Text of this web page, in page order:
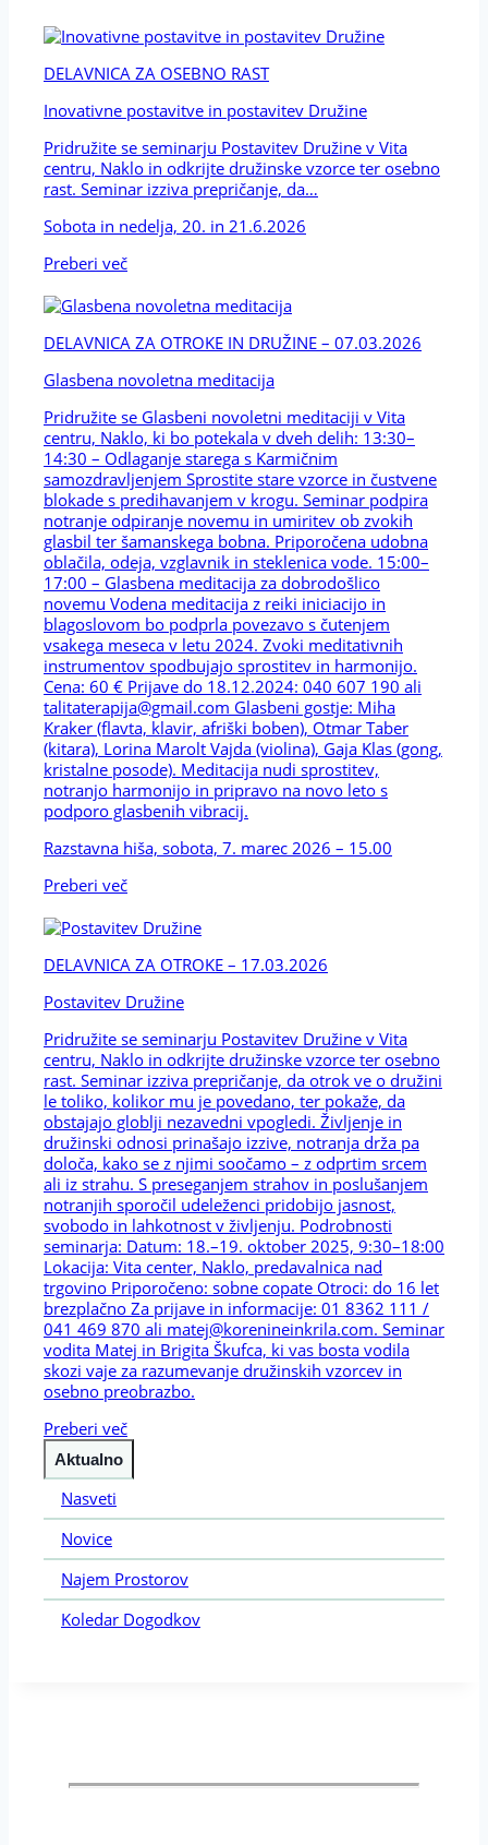
DELAVNICA ZA OSEBNO RAST
Inovativne postavitve in postavitev Družine
Pridružite se seminarju Postavitev Družine v Vita
centru, Naklo in odkrijte družinske vzorce ter osebno
rast. Seminar izziva prepričanje, da…
Sobota in nedelja, 20. in 21.6.2026
Preberi več
DELAVNICA ZA OTROKE IN DRUŽINE – 07.03.2026
Glasbena novoletna meditacija
Pridružite se Glasbeni novoletni meditaciji v Vita
centru, Naklo, ki bo potekala v dveh delih: 13:30–
14:30 – Odlaganje starega s Karmičnim
samozdravljenjem Sprostite stare vzorce in čustvene
blokade s predihavanjem v krogu. Seminar podpira
notranje odpiranje novemu in umiritev ob zvokih
glasbil ter šamanskega bobna. Priporočena udobna
oblačila, odeja, vzglavnik in steklenica vode. 15:00–
17:00 – Glasbena meditacija za dobrodošlico
novemu Vodena meditacija z reiki iniciacijo in
blagoslovom bo podprla povezavo s čutenjem
vsakega meseca v letu 2024. Zvoki meditativnih
instrumentov spodbujajo sprostitev in harmonijo.
Cena: 60 € Prijave do 18.12.2024: 040 607 190 ali
talitaterapija@gmail.com Glasbeni gostje: Miha
Kraker (flavta, klavir, afriški boben), Otmar Taber
(kitara), Lorina Marolt Vajda (violina), Gaja Klas (gong,
kristalne posode). Meditacija nudi sprostitev,
notranjo harmonijo in pripravo na novo leto s
podporo glasbenih vibracij.
Razstavna hiša, sobota, 7. marec 2026 – 15.00
Preberi več
DELAVNICA ZA OTROKE – 17.03.2026
Postavitev Družine
Pridružite se seminarju Postavitev Družine v Vita
centru, Naklo in odkrijte družinske vzorce ter osebno
rast. Seminar izziva prepričanje, da otrok ve o družini
le toliko, kolikor mu je povedano, ter pokaže, da
obstajajo globlji nezavedni vpogledi. Življenje in
družinski odnosi prinašajo izzive, notranja drža pa
določa, kako se z njimi soočamo – z odprtim srcem
ali iz strahu. S preseganjem strahov in poslušanjem
notranjih sporočil udeleženci pridobijo jasnost,
svobodo in lahkotnost v življenju. Podrobnosti
seminarja: Datum: 18.–19. oktober 2025, 9:30–18:00
Lokacija: Vita center, Naklo, predavalnica nad
trgovino Priporočeno: sobne copate Otroci: do 16 let
brezplačno Za prijave in informacije: 01 8362 111 /
041 469 870 ali matej@korenineinkrila.com. Seminar
vodita Matej in Brigita Škufca, ki vas bosta vodila
skozi vaje za razumevanje družinskih vzorcev in
osebno preobrazbo.
Preberi več
Aktualno
Nasveti
Novice
Najem Prostorov
Koledar Dogodkov